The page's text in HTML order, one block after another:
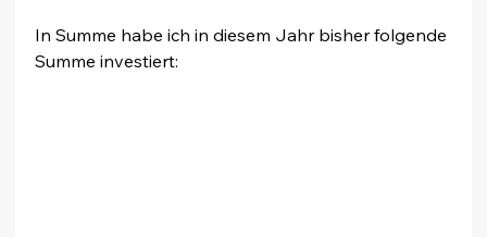
In Summe habe ich in diesem Jahr bisher folgende
Summe investiert: